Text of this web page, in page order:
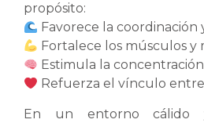
propósito:
Favorece la coordinación
Fortalece los músculos y
Estimula la
Refuerza el vínculo entre
En un entorno cálido